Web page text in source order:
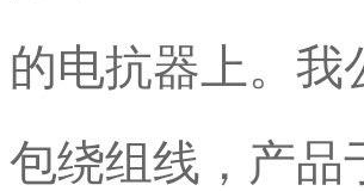
的电抗器上。我
包绕组线，产品